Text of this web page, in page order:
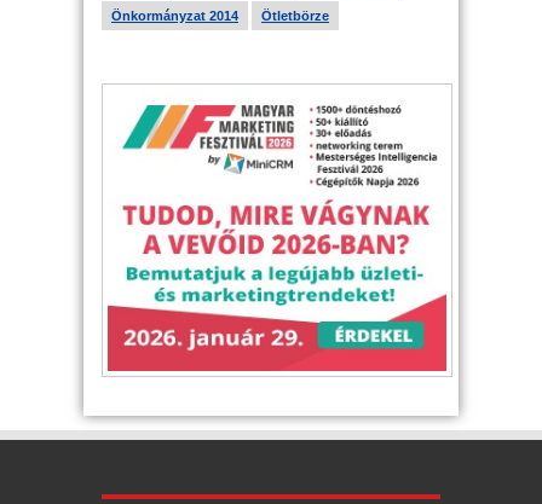
Önkormányzat 2014 Ötletbörze